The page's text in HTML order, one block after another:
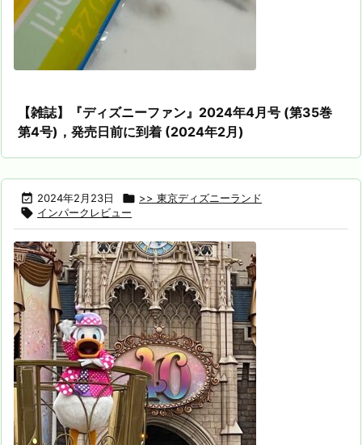
【雑誌】『ディズニーファン』2024年4月号 (第35巻
第4号)，発売日前に到着 (2024年2月)
 2024年2月23日  >> 東京ディズニーランド
 インパークレビュー